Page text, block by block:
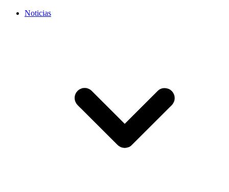
Noticias